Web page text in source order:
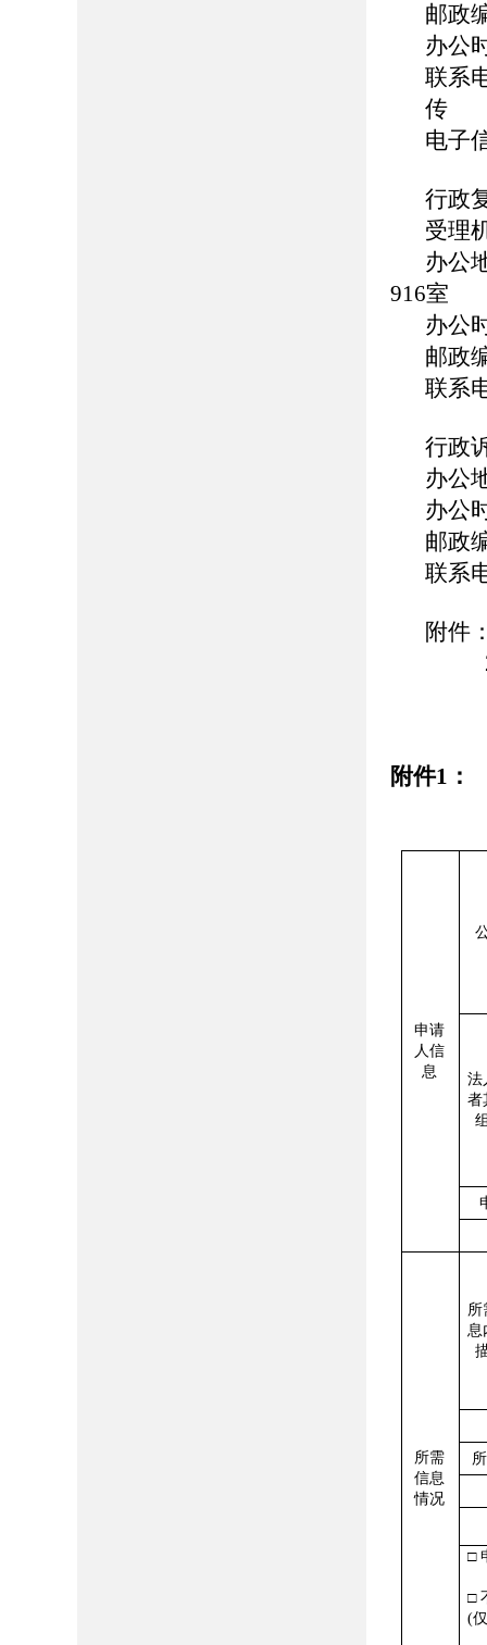
邮政
办公
联系
传
电子
行政
受理
办公
916室
办公
邮政
联系
行政
办公
办公
邮政
联系
附件
附件1：
申请
人信
息
法
者
所需
信息
情况
所
息
□
□
(